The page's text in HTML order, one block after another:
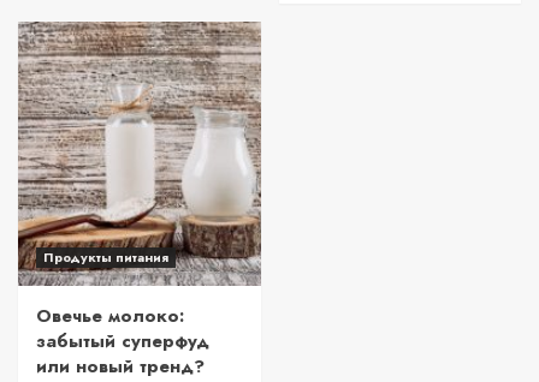
Продукты питания
Овечье молоко:
забытый суперфуд
или новый тренд?